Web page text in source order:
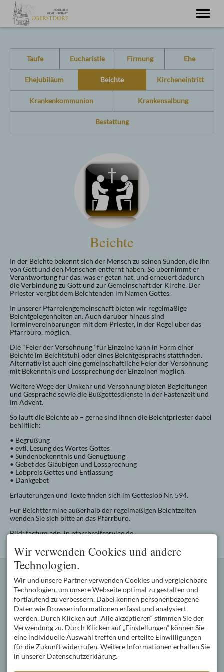
Pfarreiengemeinschaft
Oberstdorf
St. Joh. Baptist
Schöllang
St. Michael
Pfarreiseelsorge
Taufe Eucharistie Firmung Ehe
Ehejubiläum Beichte Kircheneintritt
Krankenkommunion Krankensalbung
Bestattung
Beichte
In der Beichte bekennt sich der Mensch zu seinen Sünden, die ihn
von Gott und den Menschen entfernt haben. So übernimmt er
Verantwortung für das, was er getan hat, und erneuert dadurch
die Verbindung zu Gott und zur Gemeinschaft der Kirche. Der
Priester vergibt dem Beichtenden im Namen Gottes.
In unserer Pfarreiengemeinschaft bieten wir regelmäßige
Beichtgelegenheiten an. Auch darüber hinaus sind
Terminvereinbarungen mit dem Priester, in der Regel über das
Pfarrbüro, möglich.
Die "Feier der Versöhnung" für Einzelne kann in Form einer
Beichte im Beichtstuhl oder eines Beichtgesprächs stattfinden.
Alternativ ist auch eine gemeinschaftliche Feier der Versöhnung
mit Bekenntnis und Lossprechung der Einzelnen möglich.
Weitere Wege der Umkehr und Versöhnung bieten Begleitungen
und Gespräche sowie die Bußgottesdienste in der Fastenzeit und
im Advent.
So läuft die Beichte ab – gerne sind Ihnen die Beichtpriester dabei
behilflich:
• Begrüßung
• evtl. Lesung des Wortes Gottes
• Sündenbekenntnis und Genugtuung
• Gebet des Gläubigen und Lossprechung
• Lobpreis Gottes und Entlassung
• Dankgebet
Erläuterungen und Texte finden sich im Gotteslob Nr. 594.
Für Beichttermine außerhalb der regelmäßigen Beichtzeiten
wenden Sie sich bitte an das Pfarrbüro.
Bild: factum.adp, in pfarrbreifservice.de
KONTAKT
Kath. Pfarramt Oberstdorf
Oststraße 2
87561 Oberstdorf
DEUTSCHLAND
Tel.+49 8322 977 550
Fax +49 8322 977 55 99
pg.oberstdorf@bistum-
augsburg.de
Die Pfarreiengemeinschaft
Oberstdorf mit den Pfarreien
Oberstdorf (3600
Katholiken), Schöllang (800
Katholiken) und Tiefenbach
(400 Katholiken) wird von
Pfarrer Wolfgang Schnabel
geleitet.
SERVICE
ÖFFNUNGSZEITEN DES
PFARRBÜROS
Wir verwenden Cookies und andere
Technologien.
Wir und unsere Partner verwenden Cookies und vergleichbare
Technologien, um unsere Webseite optimal zu gestalten und
fortlaufend zu verbessern. Dabei können personenbezogene
Daten wie Browserinformationen erfasst und analysiert
werden. Durch Klicken auf „Alle akzeptieren“ stimmen Sie der
Verwendung zu. Durch Klicken auf „Einstellungen“ können Sie
eine individuelle Auswahl treffen und erteilte Einwilligungen
für die Zukunft widerrufen. Weitere Informationen erhalten Sie
in unserer Datenschutzerklärung.